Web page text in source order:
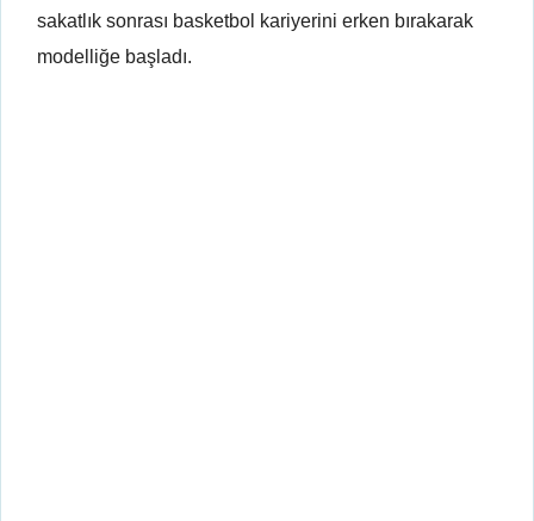
sakatlık sonrası basketbol kariyerini erken bırakarak
modelliğe başladı.